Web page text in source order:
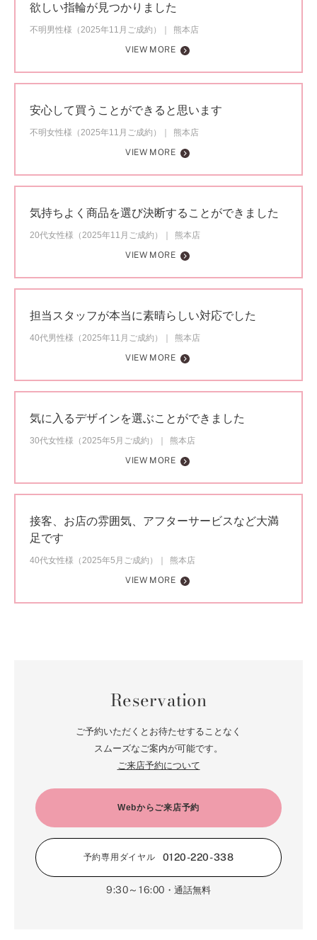
欲しい指輪が見つかりました
不明男性様（2025年11月ご成約）
熊本店
VIEW MORE
安心して買うことができると思います
不明女性様（2025年11月ご成約）
熊本店
VIEW MORE
気持ちよく商品を選び決断することができました
20代女性様（2025年11月ご成約）
熊本店
VIEW MORE
担当スタッフが本当に素晴らしい対応でした
40代男性様（2025年11月ご成約）
熊本店
VIEW MORE
気に入るデザインを選ぶことができました
30代女性様（2025年5月ご成約）
熊本店
VIEW MORE
接客、お店の雰囲気、アフターサービスなど大満
足です
40代女性様（2025年5月ご成約）
熊本店
VIEW MORE
Reservation
ご予約いただくとお待たせすることなく
スムーズなご案内が可能です。
ご来店予約について
Webからご来店予約
予約専用ダイヤル 0120-220-338
9:30～16:00 ・通話無料